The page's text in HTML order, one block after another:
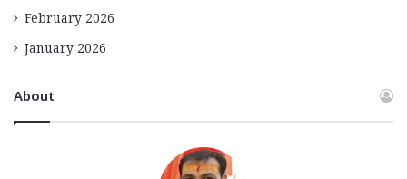
February 2026
January 2026
About